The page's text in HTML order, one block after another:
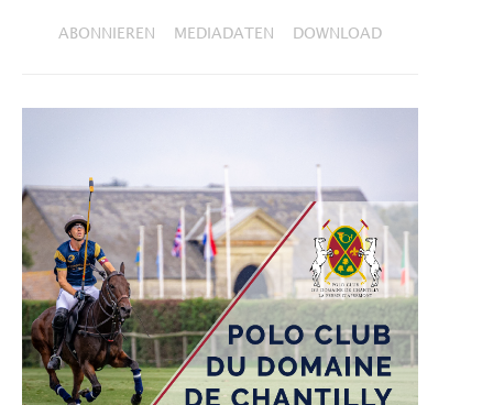
ABONNIEREN MEDIADATEN DOWNLOAD